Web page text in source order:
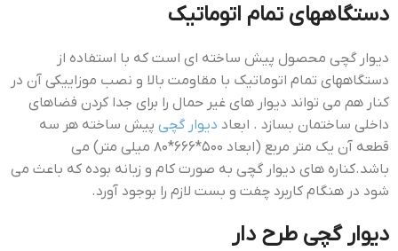
دستگاههای تمام اتوماتیک
دیوار گچی محصول پیش ساخته ای است که با استفاده از
دستگاههای تمام اتوماتیک با مقاومت بالا و نصب موزاییکی آن در
کنار هم می تواند دیوار های غیر حمال را برای جدا کردن فضاهای
داخلی ساختمان بسازد . ابعاد دیوار گچی پیش ساخته هر سه
قطعه آن یک متر مربع (ابعاد ۵۰۰*۶۶۶*۸۰ میلی متر) می
باشد.کناره های دیوار گچی به صورت کام و زبانه بوده که باعث می
شود در هنگام کاربرد چفت و بست لازم را بوجود آورد.
ديوار گچي طرح دار